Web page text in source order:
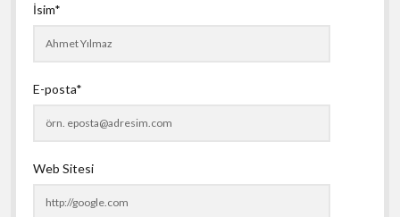
İsim*
E-posta*
Web Sitesi